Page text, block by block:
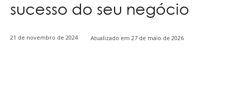
sucesso do seu negócio
21 de novembro de 2024 Atualizado em 27 de maio de 2026